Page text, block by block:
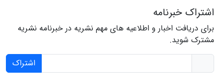
اشتراک خبرنامه
برای دریافت اخبار و اطلاعیه های مهم نشریه در خبرنامه نشریه
مشترک شوید.
اشتراک